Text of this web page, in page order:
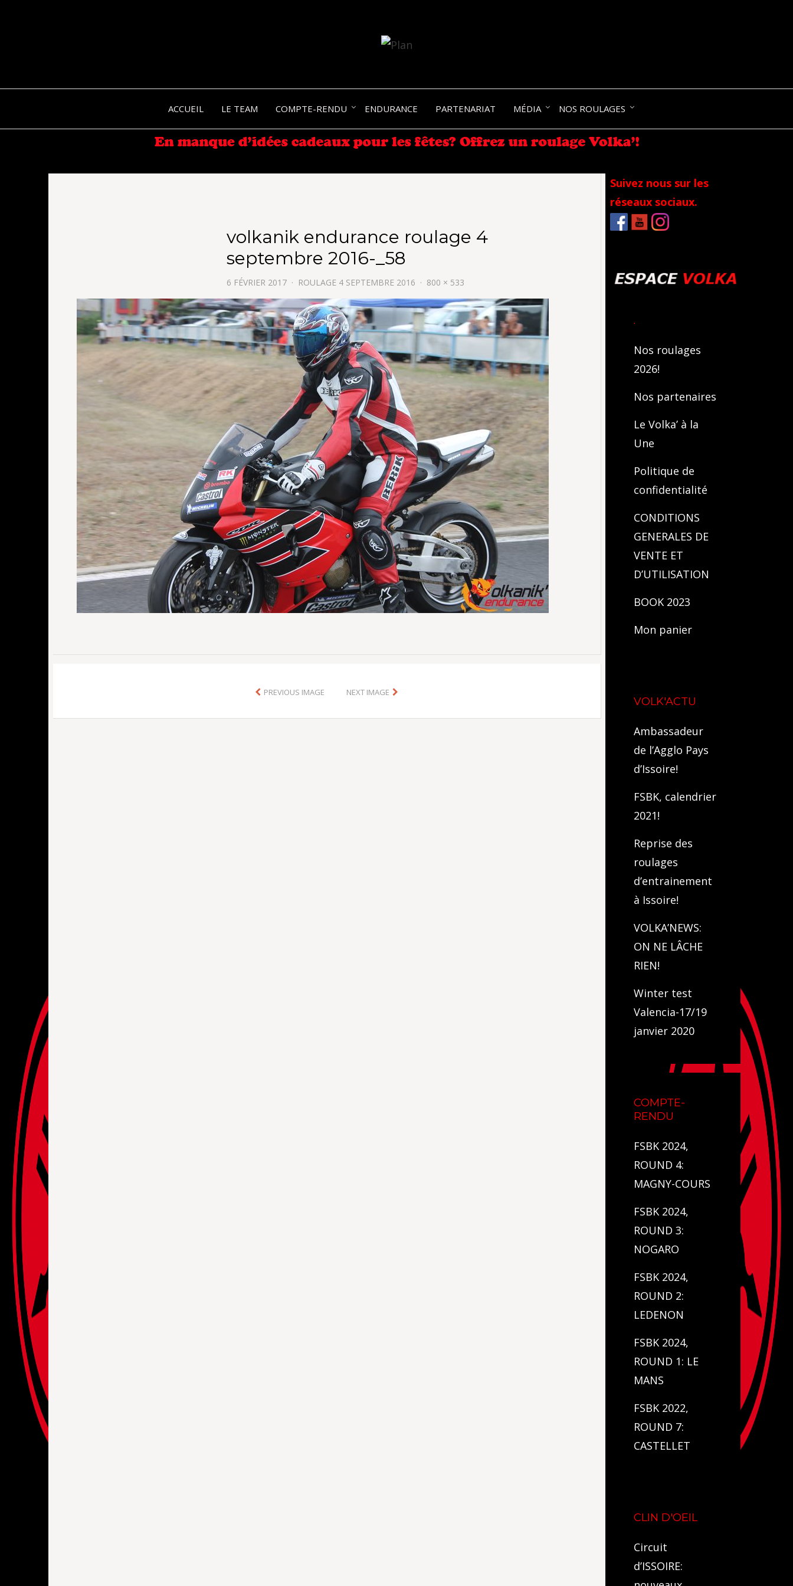
VOLKANIK-
ENDURANCE
ACCUEIL LE TEAM COMPTE-RENDU ENDURANCE PARTENARIAT MÉDIA NOS ROULAGES
volkanik endurance roulage 4
septembre 2016-_58
6 FÉVRIER 2017 ROULAGE 4 SEPTEMBRE 2016 800 × 533
PREVIOUS IMAGE NEXT IMAGE
Suivez nous sur les
réseaux sociaux.
.
Nos roulages
2026!
Nos partenaires
Le Volka’ à la
Une
Politique de
confidentialité
CONDITIONS
GENERALES DE
VENTE ET
D’UTILISATION
BOOK 2023
Mon panier
VOLK'ACTU
Ambassadeur
de l’Agglo Pays
d’Issoire!
FSBK, calendrier
2021!
Reprise des
roulages
d’entrainement
à Issoire!
VOLKA’NEWS:
ON NE LÂCHE
RIEN!
Winter test
Valencia-17/19
janvier 2020
COMPTE-
RENDU
FSBK 2024,
ROUND 4:
MAGNY-COURS
FSBK 2024,
ROUND 3:
NOGARO
FSBK 2024,
ROUND 2:
LEDENON
FSBK 2024,
ROUND 1: LE
MANS
FSBK 2022,
ROUND 7:
CASTELLET
CLIN D'OEIL
Circuit
d’ISSOIRE: